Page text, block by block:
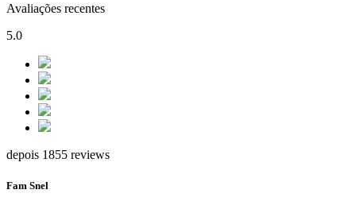
Avaliações recentes
5.0
depois 1855 reviews
Fam Snel